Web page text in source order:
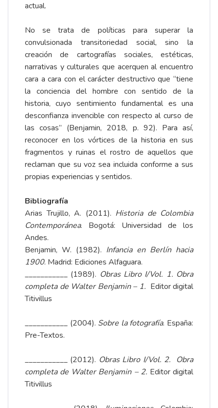
actual.
No se trata de políticas para superar la
convulsionada transitoriedad social, sino la
creación de cartografías sociales, estéticas,
narrativas y culturales que acerquen al encuentro
cara a cara con el carácter destructivo que “tiene
la conciencia del hombre con sentido de la
historia, cuyo sentimiento fundamental es una
desconfianza invencible con respecto al curso de
las cosas” (Benjamin, 2018, p. 92). Para así,
reconocer en los vórtices de la historia en sus
fragmentos y ruinas el rostro de aquellos que
reclaman que su voz sea incluida conforme a sus
propias experiencias y sentidos.
Bibliografía
Arias Trujillo, A. (2011). Historia de Colombia
Contemporánea. Bogotá: Universidad de los
Andes.
Benjamin, W. (1982). Infancia en Berlín hacia
1900. Madrid: Ediciones Alfaguara.
___________ (1989). Obras Libro I/Vol. 1. Obra
completa de Walter Benjamin – 1. Editor digital
Titivillus
___________ (2004). Sobre la fotografía. España:
Pre-Textos.
___________ (2012). Obras Libro I/Vol. 2.
Obra
completa de Walter Benjamin – 2. Editor digital
Titivillus